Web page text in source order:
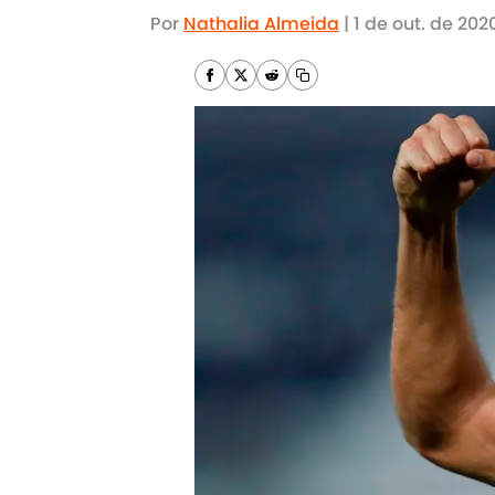
Por Nathalia Almeida | 1 de out. de